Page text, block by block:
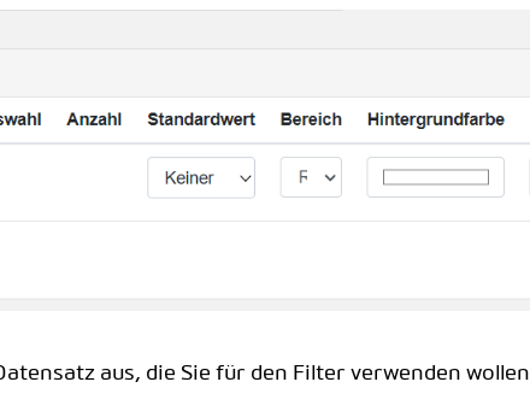
aus, die Sie für den Filter verwenden wollen